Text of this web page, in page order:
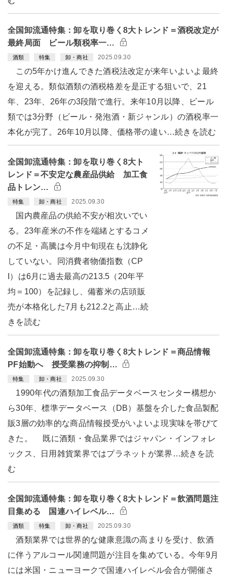
全国卸流通特集：卸を取り巻く8大トレンド＝酒税改定が
最終局面 ビール類税率一…
酒類 特集 卸・商社 2025.09.30
この5年かけ進んできた酒税法改定が来年いよいよ最終
を迎える。類似酒類の酒税格差を是正する狙いで、21
年、23年、26年の3段階で進行。来年10月以降、ビール
類では3分野（ビール・発泡酒・新ジャンル）の酒税率一
本化が完了。26年10月以降、価格帯の違い…続きを読む
全国卸流通特集：卸を取り巻く8大ト
レンド＝不安定な農産品供給 加工食
品トレン…
特集 卸・商社 2025.09.30
国内農産品の供給不安が相次いでい
る。23年産米の不作を端緒とするコメ
の不足・高騰は今月中旬現在も沈静化
していない。同消費者物価指数（CP
I）は6月に過去最高の213.5（20年平
均＝100）を記録し、備蓄米の店頭販
売が本格化した7月も212.2と高止…続
きを読む
全国卸流通特集：卸を取り巻く8大トレンド＝商品情報
PF始動へ 授受業務の抑制…
特集 卸・商社 2025.09.30
1990年代の酒類加工食品データベースセンター構想か
ら30年、標準データベース（DB）基盤を介した食品製配
販3層の効率的な商品情報授受がいよいよ現実味を帯びて
きた。 既に酒類・食品業界ではジャパン・インフォレ
ックス、日用雑貨業界ではプラネットが業界…続きを読
む
全国卸流通特集：卸を取り巻く8大トレンド＝飲酒問題注
目集める 国連ハイレベル…
酒類 特集 卸・商社 2025.09.30
酒類業界では世界的な健康意識の高まりを受け、飲酒
に伴うアルコール関連問題が注目を集めている。今年9月
には米国・ニューヨークで国連ハイレベル会合が開催さ